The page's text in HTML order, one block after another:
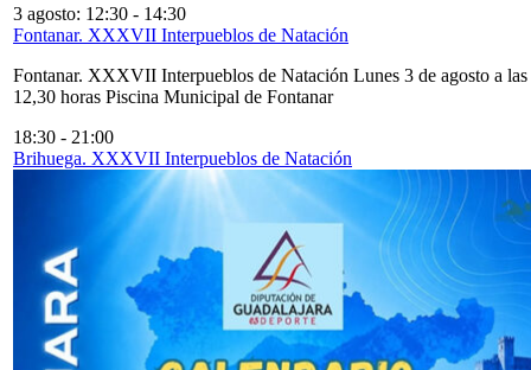
3 agosto: 12:30 - 14:30
Fontanar. XXXVII Interpueblos de Natación
Fontanar. XXXVII Interpueblos de Natación Lunes 3 de agosto a las
12,30 horas Piscina Municipal de Fontanar
18:30 - 21:00
Brihuega. XXXVII Interpueblos de Natación